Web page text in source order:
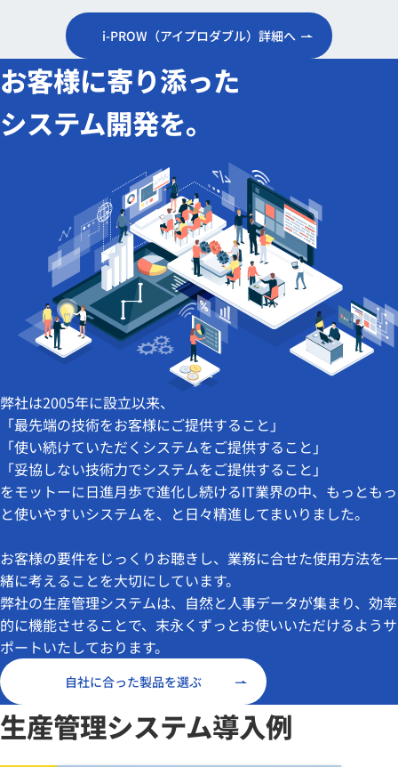
i-PROW（アイプロダブル）詳細へ
お客様に寄り添った
システム開発を。
弊社は2005年に設立以来、
「最先端の技術をお客様にご提供すること」
「使い続けていただくシステムをご提供すること」
「妥協しない技術力でシステムをご提供すること」
をモットーに日進月歩で進化し続けるIT業界の中、もっともっ
と使いやすいシステムを、と日々精進してまいりました。
お客様の要件をじっくりお聴きし、業務に合せた使用方法を一
緒に考えることを大切にしています。
弊社の生産管理システムは、自然と人事データが集まり、効率
的に機能させることで、末永くずっとお使いいただけるようサ
ポートいたしております。
自社に合った製品を選ぶ
生産管理システム導入例